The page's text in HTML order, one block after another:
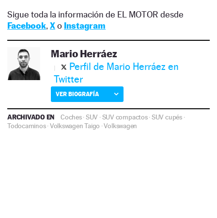
Sigue toda la información de EL MOTOR desde
Facebook, Xo Instagram
Mario Herráez
Perfil de Mario Herráez en
Twitter
VER BIOGRAFÍA
ARCHIVADO EN Coches·SUV ·SUV compactos·SUV cupés·
Todocaminos·Volkswagen Taigo ·Volkswagen